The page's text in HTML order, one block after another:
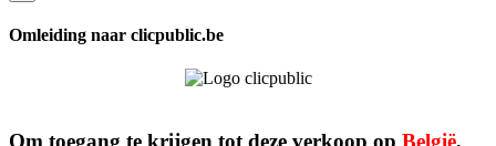
Omleiding naar clicpublic.be
Om toegang te krijgen tot deze verkoop op België,